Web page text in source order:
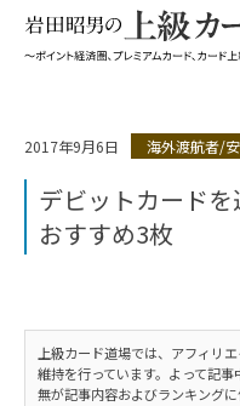
2017年9月6日 海外渡航者/
デビットカード
おすすめ3枚
上級カード道場では、アフィリ
維持を行っています。よって記
無が記事内容およびランキング